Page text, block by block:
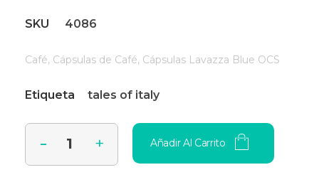
Añadir Al Carrito
SKU 4086
Café, Cápsulas de Café, Cápsulas Lavazza Blue OCS
Etiqueta tales of italy